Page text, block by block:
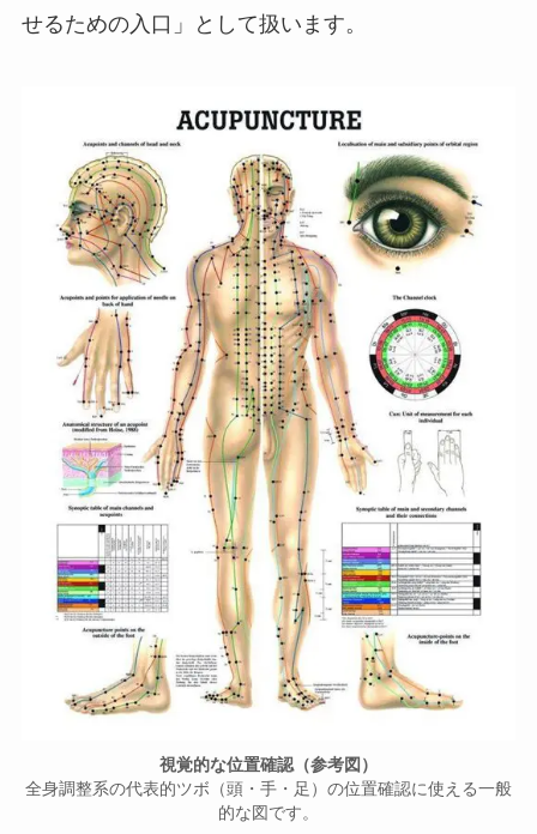
せるための入口」として扱います。
視覚的な位置確認（参考図）
全身調整系の代表的ツボ（頭・手・足）の位置確認に使える一般
的な図です。